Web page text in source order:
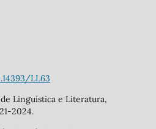
LL63
Linguística e Literatura,
2024.